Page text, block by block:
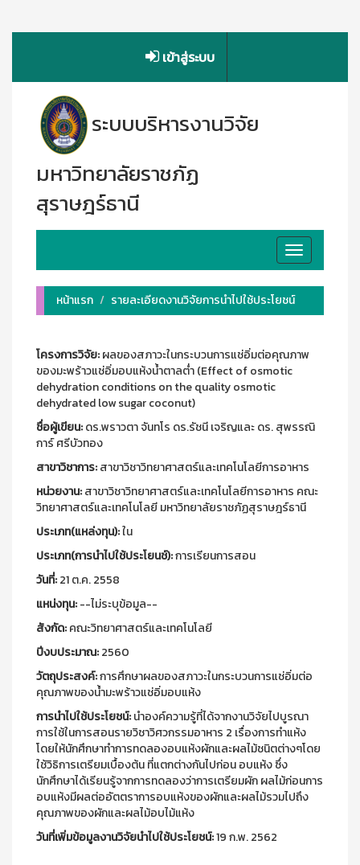
เข้าสู่ระบบ
ระบบบริหารงานวิจัย
มหาวิทยาลัยราชภัฏ
สุราษฎร์ธานี
Toggle
navigation
หน้าแรก
รายละเอียดงานวิจัยการนำไปใช้ประโยชน์
โครงการวิจัย:ผลของสภาวะในกระบวนการแช่อิ่มต่อคุณภาพ
ของมะพร้าวแช่อิ่มอบแห้งน้ำตาลต่ำ (Effect of osmotic
dehydration conditions on the quality osmotic
dehydrated low sugar coconut)
ชื่อผู้เขียน:ดร.พราวตา จันทโร ดร.รัชนี เจริญและ ดร. สุพรรณิ
การ์ ศรีบัวทอง
สาขาวิชาการ:สาขาวิชาวิทยาศาสตร์และเทคโนโลยีการอาหาร
หน่วยงาน:สาขาวิชาวิทยาศาสตร์และเทคโนโลยีการอาหาร คณะ
วิทยาศาสตร์และเทคโนโลยี มหาวิทยาลัยราชภัฏสุราษฎร์ธานี
ประเภท(แหล่งทุน):ใน
ประเภท(การนำไปใช้ประโยนช์):การเรียนการสอน
วันที่:21 ต.ค. 2558
แหน่งทุน:--ไม่ระบุข้อมูล--
สังกัด:คณะวิทยาศาสตร์และเทคโนโลยี
ปีงบประมาณ:2560
วัตถุประสงค์:การศึกษาผลของสภาวะในกระบวนการแช่อิ่มต่อ
คุณภาพของน้ำมะพร้าวแช่อิ่มอบแห้ง
การนำไปใช้ประโยชน์:นำองค์ความรู้ที่ได้จากงานวิจัยไปบูรณา
การใช้ในการสอนรายวิชาวิศวกรรมอาหาร 2 เรื่องการทำแห้ง
โดยให้นักศึกษาทำการทดลองอบแห้งผักและผลไม้ชนิตต่างๆโดย
ใช้วิธิการเตรียมเบื้องต้น ที่แตกต่างกันไปก่อน อบแห้ง ซึ่ง
นักศึกษาได้เรียนรู้จากการทดลองว่าการเตรียมผัก ผลไม้ก่อนการ
อบแห้งมีผลต่ออัตตราการอบแห้งของผักและผลไม้รวมไปถึง
คุณภาพของผักและผลไม้อบไม้แห้ง
วันที่เพิ่มข้อมูลงานวิจัยนำไปใช้ประโยชน์:19 ก.พ. 2562